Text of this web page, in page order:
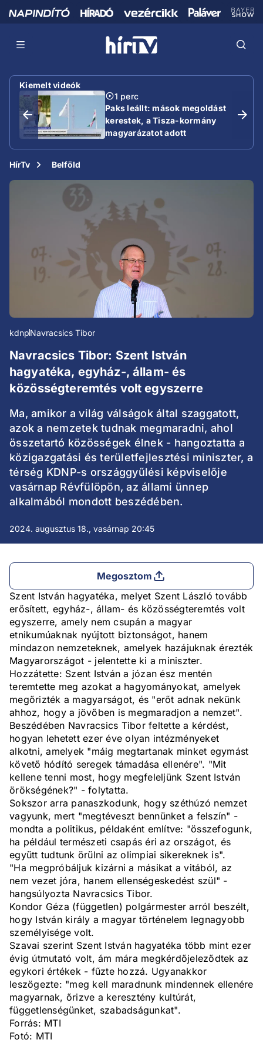
Kiemelt videók
1 perc
Paks leállt: mások megoldást
kerestek, a Tisza-kormány
magyarázatot adott
HírTv Belföld
kdnpNavracsics Tibor
Navracsics Tibor: Szent István
hagyatéka, egyház-, állam- és
közösségteremtés volt egyszerre
Ma, amikor a világ válságok által szaggatott,
azok a nemzetek tudnak megmaradni, ahol
összetartó közösségek élnek - hangoztatta a
közigazgatási és területfejlesztési miniszter, a
térség KDNP-s országgyűlési képviselője
vasárnap Révfülöpön, az állami ünnep
alkalmából mondott beszédében.
2024. augusztus 18., vasárnap 20:45
Megosztom
Szent István hagyatéka, melyet Szent László tovább
erősített, egyház-, állam- és közösségteremtés volt
egyszerre, amely nem csupán a magyar
etnikumúaknak nyújtott biztonságot, hanem
mindazon nemzeteknek, amelyek hazájuknak érezték
Magyarországot - jelentette ki a miniszter.
Hozzátette: Szent István a józan ész mentén
teremtette meg azokat a hagyományokat, amelyek
megőrizték a magyarságot, és "erőt adnak nekünk
ahhoz, hogy a jövőben is megmaradjon a nemzet".
Beszédében Navracsics Tibor feltette a kérdést,
hogyan lehetett ezer éve olyan intézményeket
alkotni, amelyek "máig megtartanak minket egymást
követő hódító seregek támadása ellenére". "Mit
kellene tenni most, hogy megfeleljünk Szent István
örökségének?" - folytatta.
Sokszor arra panaszkodunk, hogy széthúzó nemzet
vagyunk, mert "megtéveszt bennünket a felszín" -
mondta a politikus, példaként említve: "összefogunk,
ha például természeti csapás éri az országot, és
együtt tudtunk örülni az olimpiai sikereknek is".
"Ha megpróbáljuk kizárni a másikat a vitából, az
nem vezet jóra, hanem ellenségeskedést szül" -
hangsúlyozta Navracsics Tibor.
Kondor Géza (független) polgármester arról beszélt,
hogy István király a magyar történelem legnagyobb
személyisége volt.
Szavai szerint Szent István hagyatéka több mint ezer
évig útmutató volt, ám mára megkérdőjeleződtek az
egykori értékek - fűzte hozzá. Ugyanakkor
leszögezte: "meg kell maradnunk mindennek ellenére
magyarnak, őrizve a keresztény kultúrát,
függetlenségünket, szabadságunkat".
Forrás: MTI
Fotó: MTI